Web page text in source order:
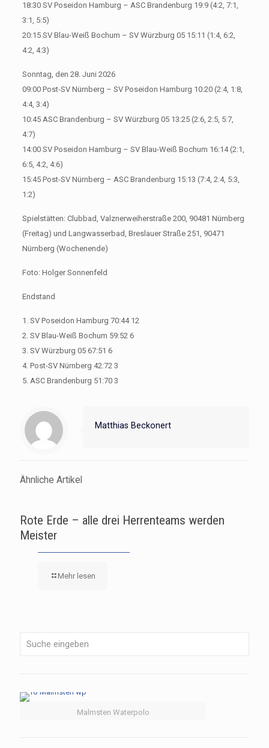
18:30 SV Poseidon Hamburg – ASC Brandenburg 19:9 (4:2, 7:1,
3:1, 5:5)
20:15 SV Blau-Weiß Bochum – SV Würzburg 05 15:11 (1:4, 6:2,
4:2, 4:3)
Sonntag, den 28. Juni 2026
09:00 Post-SV Nürnberg – SV Poseidon Hamburg 10:20 (2:4, 1:8,
4:4, 3:4)
10:45 ASC Brandenburg – SV Würzburg 05 13:25 (2:6, 2:5, 5:7,
4:7)
14:00 SV Poseidon Hamburg – SV Blau-Weiß Bochum 16:14 (2:1,
6:5, 4:2, 4:6)
15:45 Post-SV Nürnberg – ASC Brandenburg 15:13 (7:4, 2:4, 5:3,
1:2)
Spielstätten: Clubbad, Valznerweiherstraße 200, 90481 Nürnberg
(Freitag) und Langwasserbad, Breslauer Straße 251, 90471
Nürnberg (Wochenende)
Foto: Holger Sonnenfeld
Endstand
1. SV Poseidon Hamburg 70:44 12
2. SV Blau-Weiß Bochum 59:52 6
3. SV Würzburg 05 67:51 6
4. Post-SV Nürnberg 42:72 3
5. ASC Brandenburg 51:70 3
Matthias Beckonert
Ähnliche Artikel
Rote Erde – alle drei Herrenteams werden
Meister
Mehr lesen
Malmsten Waterpolo